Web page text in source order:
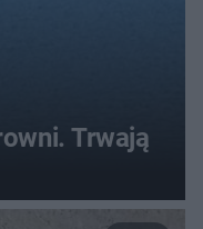
Trwają